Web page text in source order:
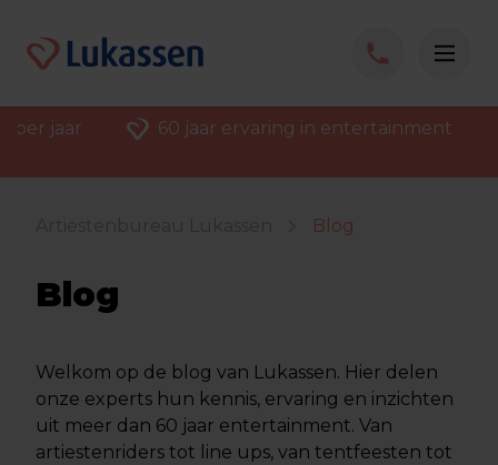
per jaar 60 jaar ervaring in entertainment
Blog
Blog
Welkom op de blog van Lukassen. Hier delen
onze experts hun kennis, ervaring en inzichten
uit meer dan 60 jaar entertainment. Van
artiestenriders tot line ups, van tentfeesten tot